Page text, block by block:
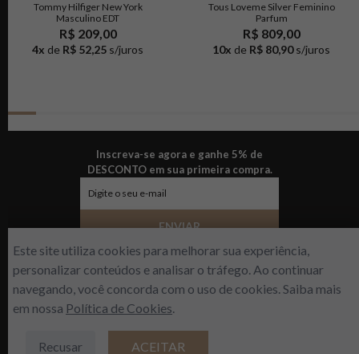
ADICIONAR À SACOLA
Tommy Hilfiger New York
Masculino EDT
R$ 209,00
4x de R$ 52,25 s/juros
Tous Loveme Silver Feminino
Parfum
R$ 809,00
10x de R$ 80,90 s/juros
Este site utiliza cookies para melhorar sua experiência,
personalizar conteúdos e analisar o tráfego. Ao continuar
navegando, você concorda com o uso de cookies. Saiba mais
em nossa Política de Cookies.
Recusar ACEITAR
Inscreva-se agora e ganhe 5% de
DESCONTO em sua primeira compra.
ENVIAR
Sobre a empresa